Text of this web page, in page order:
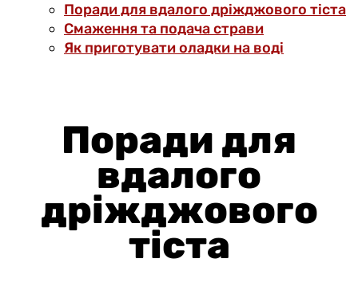
Поради для вдалого дріжджового тіста
Смаження та подача страви
Як приготувати оладки на воді
Поради для
вдалого
дріжджового
тіста